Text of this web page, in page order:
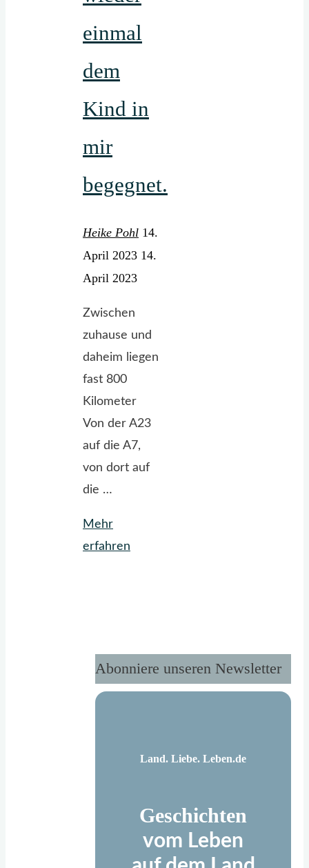
einmal
dem
Kind in
mir
begegnet.
Heike Pohl 14.
April 2023 14.
April 2023
Zwischen
zuhause und
daheim liegen
fast 800
Kilometer
Von der A23
auf die A7,
von dort auf
die …
Mehr
erfahren
Kind
Abonniere unseren Newsletter
Land. Liebe. Leben.de
Geschichten
vom Leben